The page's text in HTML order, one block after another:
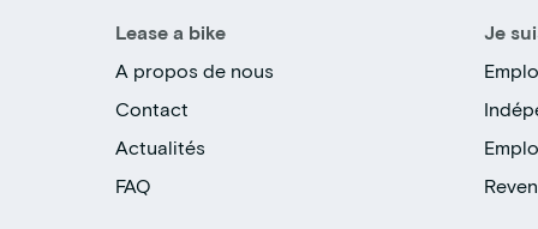
Lease a bike
A propos de nous
Contact
Actualités
FAQ
Je